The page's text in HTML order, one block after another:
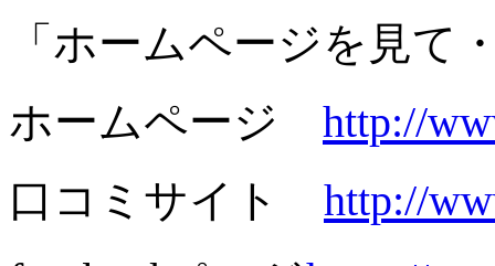
「ホームページを見て
ホームページ http://
口コミサイト http://